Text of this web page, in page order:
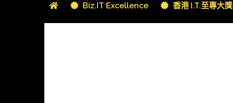
Biz.IT Excellence 香港 I.T.至專大獎